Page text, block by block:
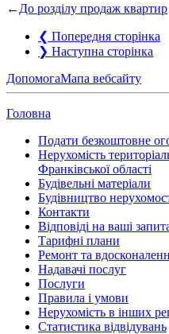
← До розділу продаж квартир
❮ Попередня сторінка
❯ Наступна сторінка
ДопомогаМапа вебсайту
Головна
Подати безкоштовне
Нерухомість
Франківської області
Будівельні матеріали
Будівництво
Контакти
Відповіді на ваші
Тарифні плани
Ремонт та
Надавачі послуг
Послуги
Правила і умови
Нерухомість в інших
Статистика відвідувань